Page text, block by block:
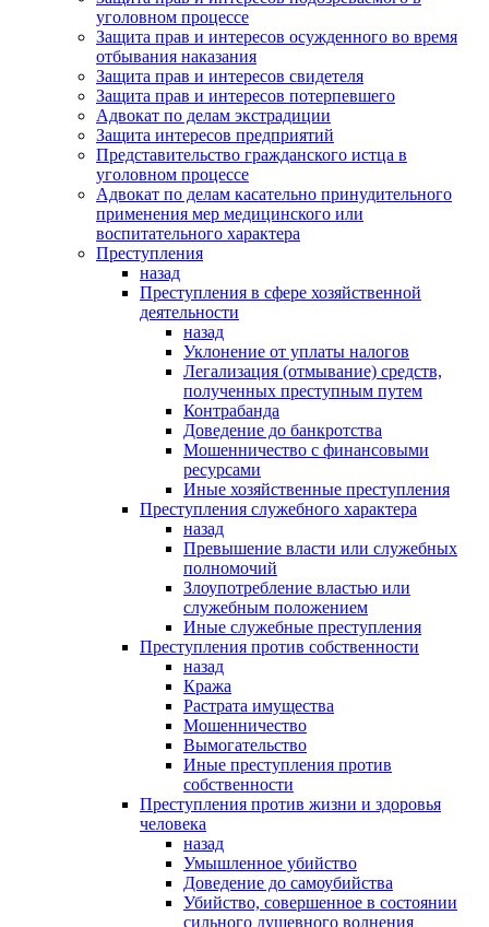
уголовном процессе
Защита прав и интересов осужденного во время
отбывания наказания
Защита прав и интересов свидетеля
Защита прав и интересов потерпевшего
Адвокат по делам экстрадиции
Защита интересов предприятий
Представительство гражданского истца в
уголовном процессе
Адвокат по делам касательно принудительного
применения мер медицинского или
воспитательного характера
Преступления
назад
Преступления в сфере хозяйственной
деятельности
назад
Уклонение от уплаты налогов
Легализация (отмывание) средств,
полученных преступным путем
Контрабанда
Доведение до банкротства
Мошенничество с финансовыми
ресурсами
Иные хозяйственные преступления
Преступления служебного характера
назад
Превышение власти или служебных
полномочий
Злоупотребление властью или
служебным положением
Иные служебные преступления
Преступления против собственности
назад
Кража
Растрата имущества
Мошенничество
Вымогательство
Иные преступления против
собственности
Преступления против жизни и здоровья
человека
назад
Умышленное убийство
Доведение до самоубийства
Убийство, совершенное в состоянии
сильного душевного волнения